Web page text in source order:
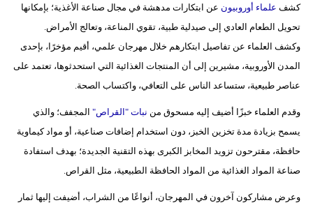
علوم
وتكنولوجيا
بيئة
فيديو
كشف علماء أوروبيون عن ابتكارات مدهشة في مجال صناعة الأغذية؛ بإمكانها
تحويل الطعام العادي إلى صيدلية طبية، تقوي المناعة، وتعالج الأمراض.
وكشف العلماء عن تفاصيل ابتكارهم خلال مهرجان علمي، أقيم مؤخرًا، بإحدى
المدن الأوروبية، مشيرين إلى أن المنتجات الغذائية التي استحدثوها، تعتمد على
عناصر طبيعية، ستساعد الناس على التعافي، واكتساب الصحة.
وقدم العلماء خبزًا أضيف إليه مسحوق من نبات "القراص" المجفف؛ والذي
يسمح بزيادة مدة تخزين الخبز، دون استخدام إضافات صناعية، أو مواد كيماوية
حافظة، مقترحون تزويد المخابز الكبرى بهذه التقنية الجديدة؛ بهدف استفادة
صناعة المواد الغذائية من المواد الحافظة الطبيعية، مثل القراص.
وعرض مشاركون آخرون في المهرجان، أنواعًا من الشراب، أضيفت إليها ثمار